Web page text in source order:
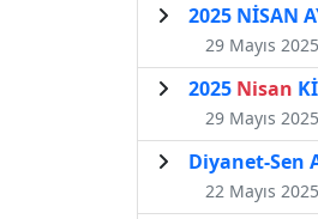
2025 NİSAN
29 Mayıs
2025 Nisan
29 Mayıs
Diyanet-Sen
22 Mayıs